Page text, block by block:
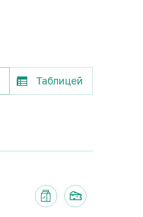
Таблицей